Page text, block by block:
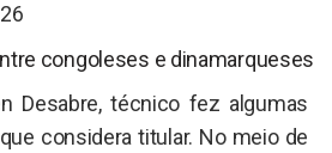
congoleses e dinamarqueses
Desabre, técnico fez algumas
considera titular. No meio de